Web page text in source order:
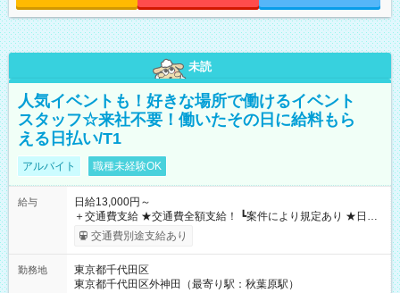
未読
人気イベントも！好きな場所で働けるイベント
スタッフ☆来社不要！働いたその日に給料もら
える日払い/T1
アルバイト 職種未経験OK
給与
日給13,000円～
＋交通費支給 ★交通費全額支給！ ┗案件により規定あり ★日払
いOK！（規定あり） ┗働いたその日に現金GET♪ お仕事後はコ
ンビニATMから 日払い分を引き落とせます！ 【試用期間】試
交通費別途支給あり
勤務地
東京都千代田区
東京都千代田区外神田（最寄り駅：秋葉原駅）